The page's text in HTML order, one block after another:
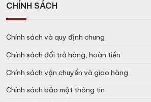
CHÍNH SÁCH
Chính sách và quy định chung
Chính sách đổi trả hàng, hoàn tiền
Chính sách vận chuyển và giao hàng
Chính sách bảo mật thông tin